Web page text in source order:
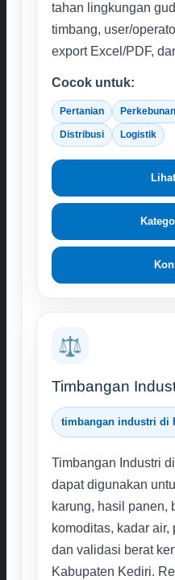
tahan lingkungan
timbang, user/
export Excel/PDF,
Cocok untuk:
Pertanian Perkebunan
Distribusi Logistik
⚖️
Timbangan
timbangan industri di
Timbangan Industri
dapat digunakan
karung, hasil panen,
komoditas, kadar
dan validasi berat
Kabupaten Kediri.